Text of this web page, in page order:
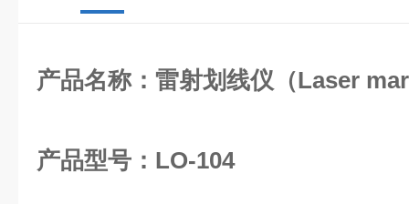
产品名称： 雷射划线仪 （Laser
产品型号：LO-104